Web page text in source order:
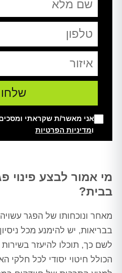
אני מאשר/ת שקראתי
ומדיניות הפרטיות
מי אמור לבצע פינוי
בבית?
מאחר ונוכחותו של הפגר
בבריאות, יש להימנע מכל
לשם כך, תוכלו להיעזר בשירות
הכולל חיטוי יסודי לכל חלקי